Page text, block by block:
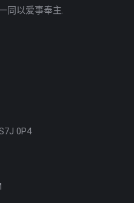
同以爱事奉主.
0P4